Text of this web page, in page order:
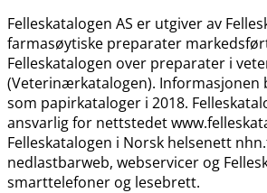
Felleskatalogen AS er utgiver av
farmasøytiske preparater
Felleskatalogen over preparater i
(Veterinærkatalogen). Informasjonen
som papirkataloger i 2018.
ansvarlig for nettstedet
Felleskatalogen i Norsk helsenett
nedlastbarweb, webservicer og
smarttelefoner og lesebrett.